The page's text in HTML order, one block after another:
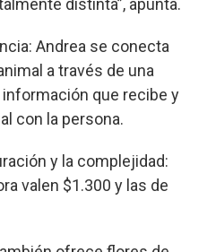
Andrea se conecta
a través de una
que recibe y
con la persona.
y la complejidad:
valen $1.300 y las de